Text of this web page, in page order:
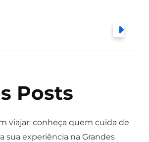
Posts
viajar: conheça quem cuida de
sua experiência na Grandes